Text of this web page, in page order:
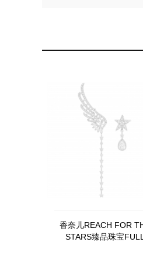
香奈儿REACH FOR
STARS臻品珠宝FULL